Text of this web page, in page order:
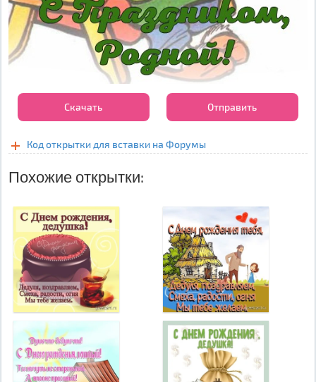
Скачать Отправить
Код открытки для вставки на Форумы
Похожие открытки: